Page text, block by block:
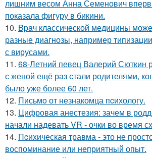
лишним весом Анна Семенович
показала фигуру в бикини.
10. Bpaч классической медицины
разные диагнозы, например
с вирусами.
11. 68-Летний певец Валерий Сюткин
с женой ещё раз стали родителями,
было уже более 60 лет.
12. Письмo от незнакомца пcихологу.
13. Цифровая анестезия: зачем в
начали надевать VR - очки во время
14. Пcиxическая травма - это не
воспоминание или неприятный опыт.